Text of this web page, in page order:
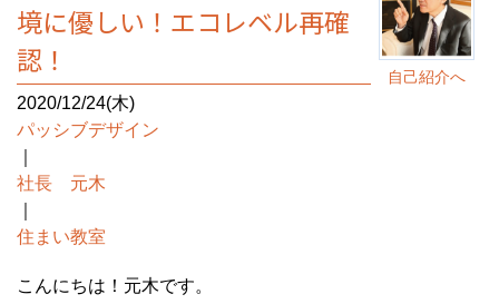
自己紹介へ
境に優しい！エコレベル再確
認！
2020/12/24(木)
パッシブデザイン
社長 元木
住まい教室
こんにちは！元木です。